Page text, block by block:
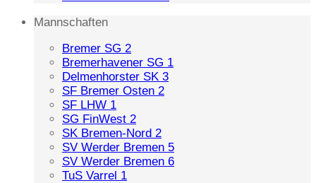
Mannschaften
Bremer SG 2
Bremerhavener SG 1
Delmenhorster SK 3
SF Bremer Osten 2
SF LHW 1
SG FinWest 2
SK Bremen-Nord 2
SV Werder Bremen 5
SV Werder Bremen 6
TuS Varrel 1